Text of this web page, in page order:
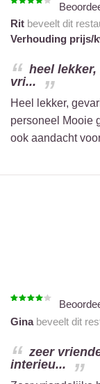
Rit beveelt dit
Verhouding prijs/
heel
vri...
Heel lekker,
personeel Mooie
ook aandacht
Ginabeveelt dit
zeer
interieu...